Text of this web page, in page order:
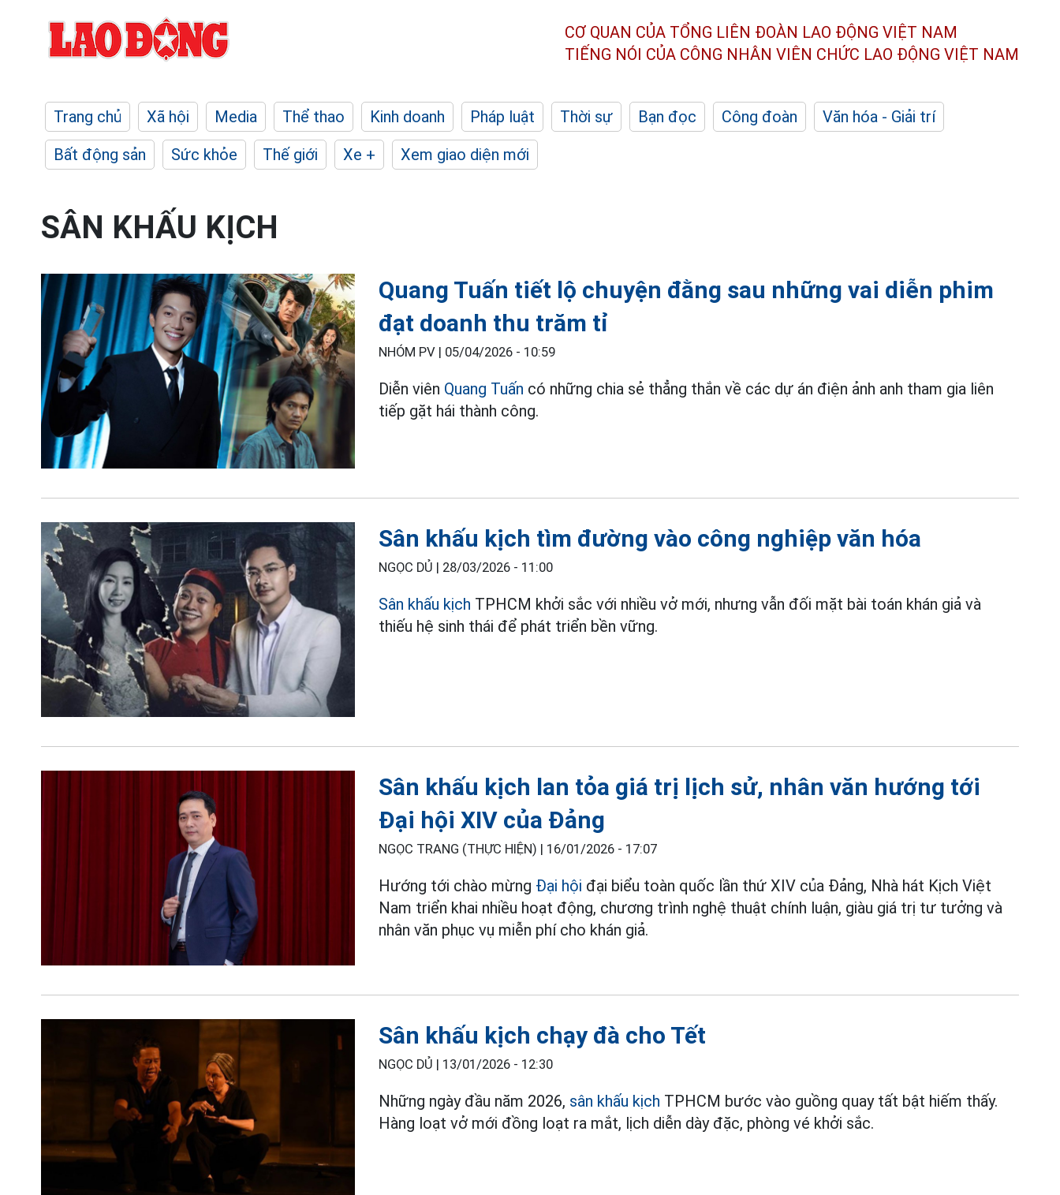
CƠ QUAN CỦA TỔNG LIÊN ĐOÀN LAO ĐỘNG VIỆT NAM
TIẾNG NÓI CỦA CÔNG NHÂN VIÊN CHỨC LAO ĐỘNG VIỆT NAM
Trang chủ Xã hội Media Thể thao Kinh doanh Pháp luật Thời sự Bạn đọc Công đoàn
Văn hóa - Giải trí
Bất động sản
Sức khỏe Thế giới Xe + Xem giao diện mới
SÂN KHẤU KỊCH
Quang Tuấn tiết lộ chuyện đằng sau những vai diễn phim
đạt doanh thu trăm tỉ
NHÓM PV | 05/04/2026 - 10:59
Diễn viên Quang Tuấn có những chia sẻ thẳng thắn về các dự án điện ảnh anh tham gia liên
tiếp gặt hái thành công.
Sân khấu kịch tìm đường vào công nghiệp văn hóa
NGỌC DỦ | 28/03/2026 - 11:00
Sân khấu kịch TPHCM khởi sắc với nhiều vở mới, nhưng vẫn đối mặt bài toán khán giả và
thiếu hệ sinh thái để phát triển bền vững.
Sân khấu kịch lan tỏa giá trị lịch sử, nhân văn hướng tới
Đại hội XIV của Đảng
NGỌC TRANG (THỰC HIỆN) | 16/01/2026 - 17:07
Hướng tới chào mừng Đại hội đại biểu toàn quốc lần thứ XIV của Đảng, Nhà hát Kịch Việt
Nam triển khai nhiều hoạt động, chương trình nghệ thuật chính luận, giàu giá trị tư tưởng và
nhân văn phục vụ miễn phí cho khán giả.
Sân khấu kịch chạy đà cho Tết
NGỌC DỦ | 13/01/2026 - 12:30
Những ngày đầu năm 2026, sân khấu kịch TPHCM bước vào guồng quay tất bật hiếm thấy.
Hàng loạt vở mới đồng loạt ra mắt, lịch diễn dày đặc, phòng vé khởi sắc.